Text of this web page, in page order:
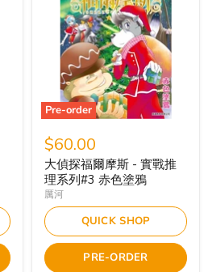
Pre-order
$60.00
大偵探福爾摩斯 - 實戰推
理系列#3 赤色塗鴉
厲河
QUICK SHOP
PRE-ORDER